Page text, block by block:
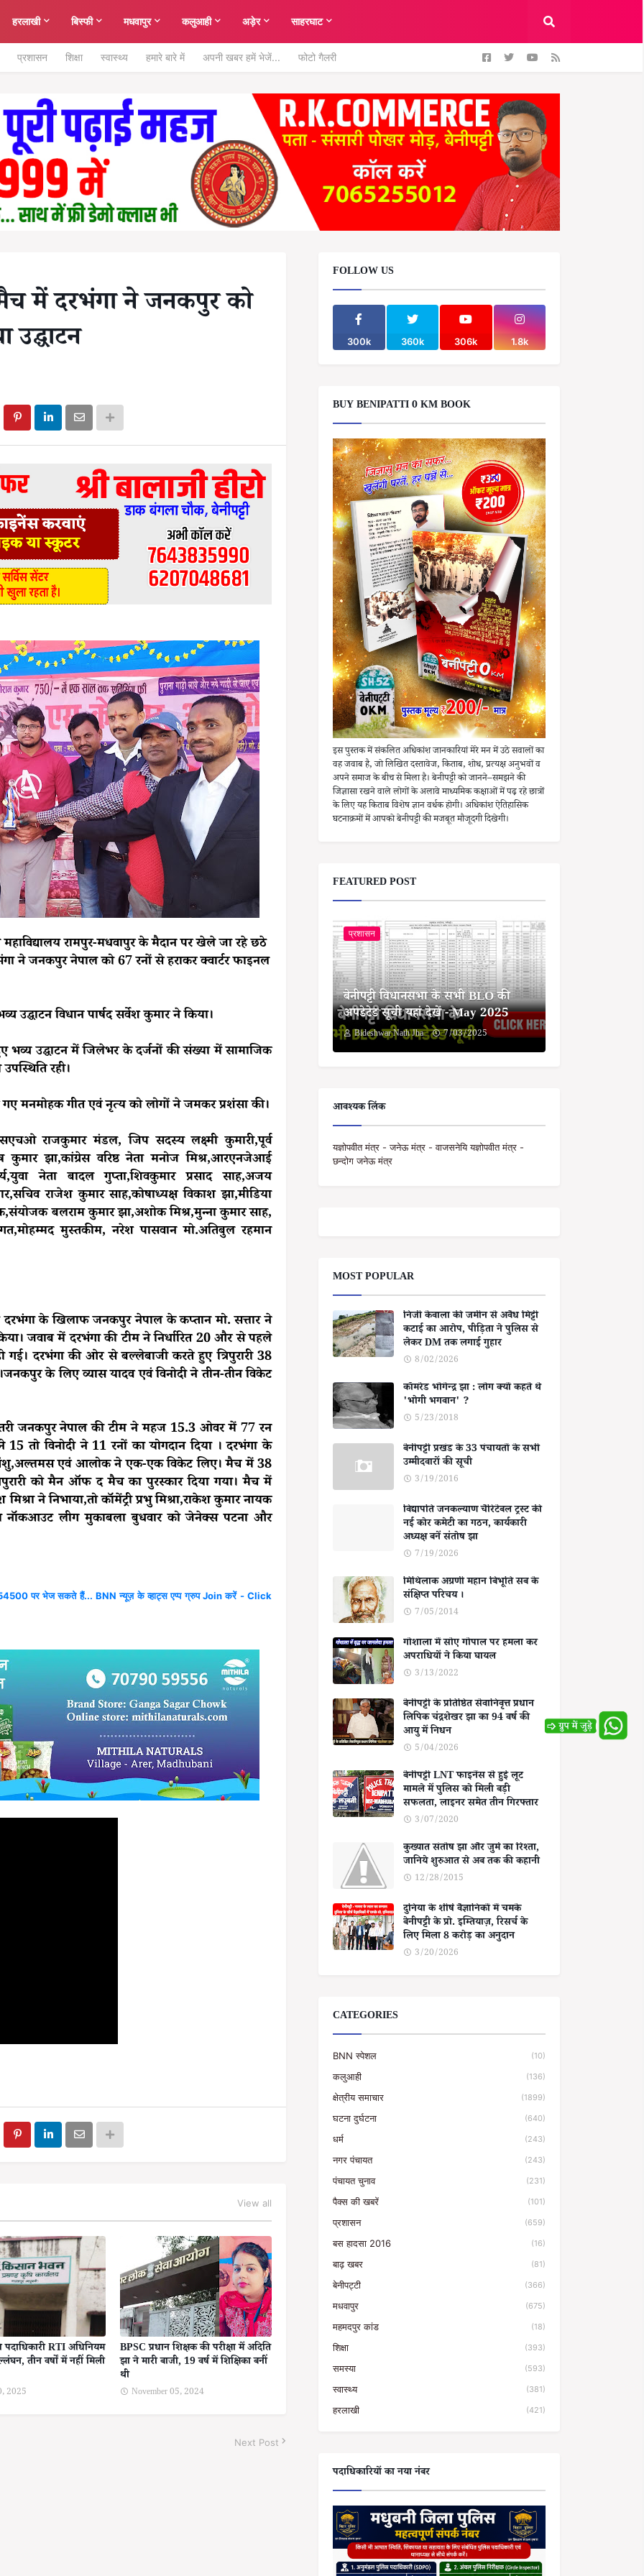
हरलाखी बिस्फी मधवापुर कलुआही अड़ेर साहरघाट
प्रशासन शिक्षा स्वास्थ्य हमारे बारे में अपनी खबर हमें भेजें... फोटो गैलरी
में दरभंगा ने जनकपुर को
उद्घाटन
रामपुर-मधवापुर के मैदान पर खेले जा रहे छठे
ने जनकपुर नेपाल को 67 रनों से हराकर क्वार्टर फाइनल
विधान पार्षद सर्वेश कुमार ने किया।
भव्य उद्घाटन में जिलेभर के दर्जनों की संख्या में सामाजिक
रही।
गए मनमोहक गीत एवं नृत्य को लोगों ने जमकर प्रशंसा की।
राजकुमार मंडल, जिप सदस्य लक्ष्मी कुमारी,पूर्व
झा,कांग्रेस वरिष्ठ नेता मनोज मिश्र,आरएनजेआई
नेता बादल गुप्ता,शिवकुमार प्रसाद साह,अजय
राजेश कुमार साह,कोषाध्यक्ष विकाश झा,मीडिया
बलराम कुमार झा,अशोक मिश्र,मुन्ना कुमार साह,
मुस्तकीम, नरेश पासवान मो.अतिबुल रहमान
के खिलाफ जनकपुर नेपाल के कप्तान मो. सत्तार ने
जवाब में दरभंगा की टीम ने निर्धारित 20 और से पहले
दरभंगा की ओर से बल्लेबाजी करते हुए त्रिपुरारी 38
के लिए व्यास यादव एवं विनोदी ने तीन-तीन विकेट
जनकपुर नेपाल की टीम ने महज 15.3 ओवर में 77 रन
विनोदी ने 11 रनों का योगदान दिया । दरभंगा के
एवं आलोक ने एक-एक विकेट लिए। मैच में 38
को मैन ऑफ द मैच का पुरस्कार दिया गया। मैच में
ने निभाया,तो कॉमेंट्री प्रभु मिश्रा,राकेश कुमार नायक
नॉकआउट लीग मुकाबला बुधवार को जेनेक्स पटना और
पर भेज सकते हैं... BNN न्यूज़ के व्हाट्स एप्प ग्रुप Join करें - Click
View all
पदाधिकारी RTI अधिनियम
तीन वर्षों में नहीं मिली
2025
BPSC प्रधान शिक्षक की परीक्षा में अदिति
झा ने मारी बाजी, 19 वर्ष में शिक्षिका बनीं
थी
November 05, 2024
Next Post
FOLLOW US
300k 360k 306k 1.8k
BUY BENIPATTI 0 KM BOOK
इस पुस्तक में संकलित अधिकांश जानकारियां मेरे मन में उठे सवालों का
वह जवाब है, जो लिखित दस्तावेज, किताब, शोध, प्रत्यक्ष अनुभवों व
अपने समाज के बीच से मिला है। बेनीपट्टी को जानने–समझने की
जिज्ञासा रखने वाले लोगों के अलावे माध्यमिक कक्षाओं में पढ़ रहे छात्रों
के लिए यह किताब विशेष ज्ञान वर्धक होगी। अधिकांश ऐतिहासिक
घटनाक्रमों में आपको बेनीपट्टी की मजबूत मौजूदगी दिखेगी।
FEATURED POST
प्रशासन
बेनीपट्टी विधानसभा के सभी BLO की
अपडेटेड सूची यहां देखें - May 2025
Bideshwar Nath Jha 7/03/2025
आवश्यक लिंक
यज्ञोपवीत मंत्र - जनेऊ मंत्र - वाजसनेयि यज्ञोपवीत मंत्र -
छन्दोग जनेऊ मंत्र
MOST POPULAR
निजी केवाला की जमीन से अवैध मिट्टी
कटाई का आरोप, पीड़िता ने पुलिस से
लेकर DM तक लगाई गुहार
8/02/2026
कॉमरेड भोगेन्द्र झा : लोग क्यों कहते थे
'भोगी भगवान' ?
5/23/2018
बेनीपट्टी प्रखंड के 33 पंचायतों के सभी
उम्मीदवारों की सूची
3/19/2016
विद्यापति जनकल्याण चैरिटेबल ट्रस्ट की
नई कोर कमेटी का गठन, कार्यकारी
अध्यक्ष बनें संतोष झा
7/19/2026
मिथिलाक अग्रणी महान बिभूति सब के
संक्षिप्त परिचय ।
7/05/2014
गोशाला में सोए गोपाल पर हमला कर
अपराधियों ने किया घायल
3/13/2022
बेनीपट्टी के प्रतिष्ठित सेवानिवृत्त प्रधान
लिपिक चंद्रशेखर झा का 94 वर्ष की
आयु में निधन
5/04/2026
बेनीपट्टी LNT फाइनेंस से हुई लूट
मामले में पुलिस को मिली बड़ी
सफलता, लाइनर समेत तीन गिरफ्तार
3/07/2020
कुख्यात संतोष झा और जुर्म का रिश्ता,
जानिये शुरुआत से अब तक की कहानी
12/28/2015
दुनिया के शीर्ष वैज्ञानिकों में चमके
बेनीपट्टी के प्रो. इम्तियाज़, रिसर्च के
लिए मिला 8 करोड़ का अनुदान
3/20/2026
CATEGORIES
BNN स्पेशल (10)
कलुआही (136)
क्षेत्रीय समाचार (1899)
घटना दुर्घटना (640)
धर्म (243)
नगर पंचायत (243)
पंचायत चुनाव (231)
पैक्स की खबरें (101)
प्रशासन (659)
बस हादसा 2016 (16)
बाढ़ खबर (81)
बेनीपट्टी (366)
मधवापुर (675)
महमदपुर कांड (18)
शिक्षा (393)
समस्या (593)
स्वास्थ्य (381)
हरलाखी (421)
पदाधिकारियों का नया नंबर